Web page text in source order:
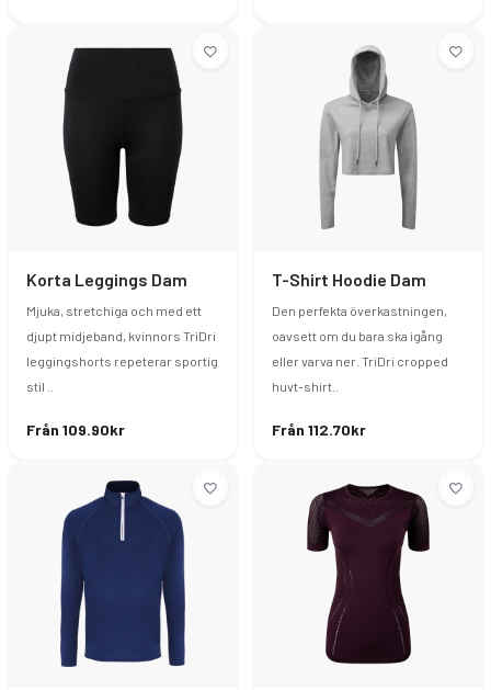
Korta Leggings Dam
Mjuka, stretchiga och med ett
djupt midjeband, kvinnors TriDri
leggingshorts repeterar sportig
stil ..
Från 109.90kr
T-Shirt Hoodie Dam
Den perfekta överkastningen,
oavsett om du bara ska igång
eller varva ner. TriDri cropped
huvt-shirt..
Från 112.70kr